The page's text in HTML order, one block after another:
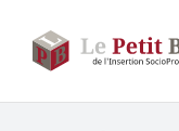
contenu